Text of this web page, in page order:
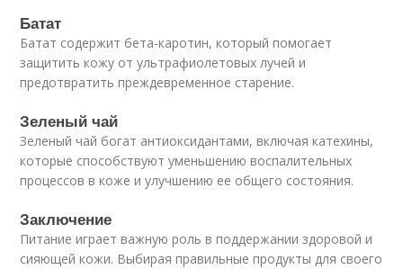
Батат
Батат содержит бета-каротин, который помогает
защитить кожу от ультрафиолетовых лучей и
предотвратить преждевременное старение.
Зеленый чай
Зеленый чай богат антиоксидантами, включая катехины,
которые способствуют уменьшению воспалительных
процессов в коже и улучшению ее общего состояния.
Заключение
Питание играет важную роль в поддержании здоровой и
сияющей кожи. Выбирая правильные продукты для своего